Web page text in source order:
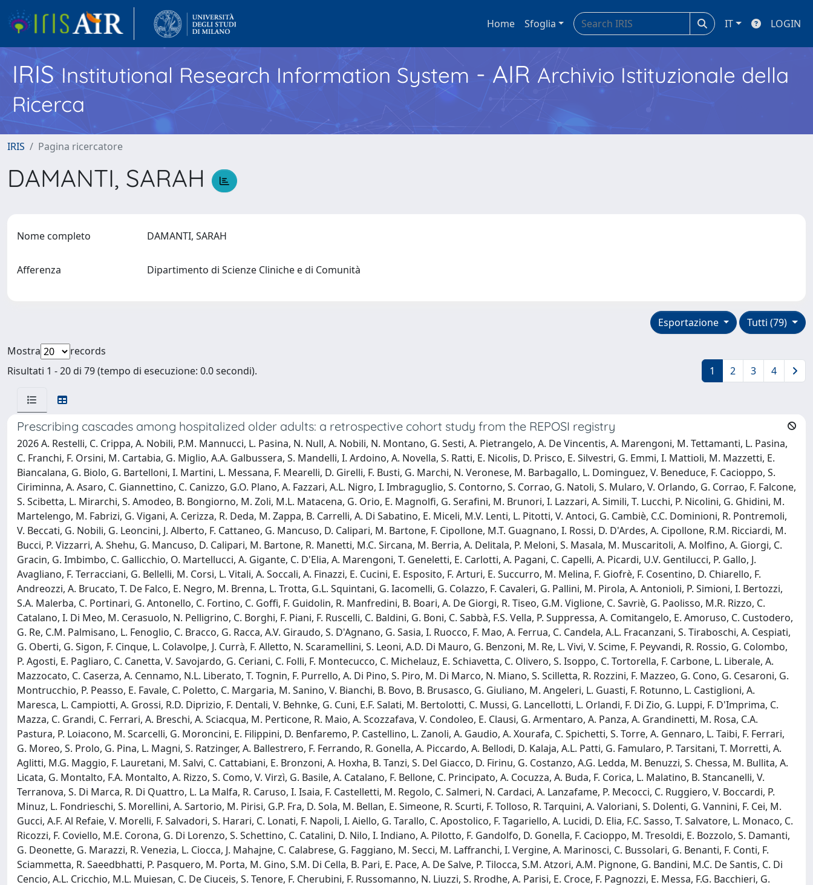
Home Sfoglia IT LOGIN
IRISInstitutional Research Information System - AIR Archivio Istituzionale della
Ricerca
IRIS Pagina ricercatore
DAMANTI, SARAH
Nome completo DAMANTI, SARAH
Afferenza Dipartimento di Scienze Cliniche e di Comunità
Tutti (79)
Esportazione
Mostra
records
Risultati 1 - 20 di 79 (tempo di esecuzione: 0.0 secondi).
1 2 3 4
Prescribing cascades among hospitalized older adults: a retrospective cohort study from the REPOSI registry
2026 A. Restelli, C. Crippa, A. Nobili, P.M. Mannucci, L. Pasina, N. Null, A. Nobili, N. Montano, G. Sesti, A. Pietrangelo, A. De Vincentis, A. Marengoni, M. Tettamanti, L. Pasina,
C. Franchi, F. Orsini, M. Cartabia, G. Miglio, A.A. Galbussera, S. Mandelli, I. Ardoino, A. Novella, S. Ratti, E. Nicolis, D. Prisco, E. Silvestri, G. Emmi, I. Mattioli, M. Mazzetti, E.
Biancalana, G. Biolo, G. Bartelloni, I. Martini, L. Messana, F. Mearelli, D. Girelli, F. Busti, G. Marchi, N. Veronese, M. Barbagallo, L. Dominguez, V. Beneduce, F. Cacioppo, S.
Ciriminna, A. Asaro, C. Giannettino, C. Canizzo, G.O. Plano, A. Fazzari, A.L. Nigro, I. Imbraguglio, S. Contorno, S. Corrao, G. Natoli, S. Mularo, V. Orlando, G. Corrao, F. Falcone,
S. Scibetta, L. Mirarchi, S. Amodeo, B. Bongiorno, M. Zoli, M.L. Matacena, G. Orio, E. Magnolfi, G. Serafini, M. Brunori, I. Lazzari, A. Simili, T. Lucchi, P. Nicolini, G. Ghidini, M.
Martelengo, M. Fabrizi, G. Vigani, A. Cerizza, R. Deda, M. Zappa, B. Carrelli, A. Di Sabatino, E. Miceli, M.V. Lenti, L. Pitotti, V. Antoci, G. Cambiè, C.C. Dominioni, R. Pontremoli,
V. Beccati, G. Nobili, G. Leoncini, J. Alberto, F. Cattaneo, G. Mancuso, D. Calipari, M. Bartone, F. Cipollone, M.T. Guagnano, I. Rossi, D. D'Ardes, A. Cipollone, R.M. Ricciardi, M.
Bucci, P. Vizzarri, A. Shehu, G. Mancuso, D. Calipari, M. Bartone, R. Manetti, M.C. Sircana, M. Berria, A. Delitala, P. Meloni, S. Masala, M. Muscaritoli, A. Molfino, A. Giorgi, C.
Gracin, G. Imbimbo, C. Gallicchio, O. Martellucci, A. Gigante, C. D'Elia, A. Marengoni, T. Geneletti, E. Carlotti, A. Pagani, C. Capelli, A. Picardi, U.V. Gentilucci, P. Gallo, J.
Avagliano, F. Terracciani, G. Bellelli, M. Corsi, L. Vitali, A. Soccali, A. Finazzi, E. Cucini, E. Esposito, F. Arturi, E. Succurro, M. Melina, F. Giofrè, F. Cosentino, D. Chiarello, F.
Andreozzi, A. Brucato, T. De Falco, E. Negro, M. Brenna, L. Trotta, G.L. Squintani, G. Iacomelli, G. Colazzo, F. Cavaleri, G. Pallini, M. Pirola, A. Antonioli, P. Simioni, I. Bertozzi,
S.A. Malerba, C. Portinari, G. Antonello, C. Fortino, C. Goffi, F. Guidolin, R. Manfredini, B. Boari, A. De Giorgi, R. Tiseo, G.M. Viglione, C. Savriè, G. Paolisso, M.R. Rizzo, C.
Catalano, I. Di Meo, M. Cerasuolo, N. Pelligrino, C. Borghi, F. Piani, F. Ruscelli, C. Baldini, G. Boni, C. Sabbà, F.S. Vella, P. Suppressa, A. Comitangelo, E. Amoruso, C. Custodero,
G. Re, C.M. Palmisano, L. Fenoglio, C. Bracco, G. Racca, A.V. Giraudo, S. D'Agnano, G. Sasia, I. Ruocco, F. Mao, A. Ferrua, C. Candela, A.L. Fracanzani, S. Tiraboschi, A. Cespiati,
G. Oberti, G. Sigon, F. Cinque, L. Colavolpe, J. Currà, F. Alletto, N. Scaramellini, S. Leoni, A.D. Di Mauro, G. Benzoni, M. Re, L. Vivi, V. Scime, F. Peyvandi, R. Rossio, G. Colombo,
P. Agosti, E. Pagliaro, C. Canetta, V. Savojardo, G. Ceriani, C. Folli, F. Montecucco, C. Michelauz, E. Schiavetta, C. Olivero, S. Isoppo, C. Tortorella, F. Carbone, L. Liberale, A.
Mazzocato, C. Caserza, A. Cennamo, N.L. Liberato, T. Tognin, F. Purrello, A. Di Pino, S. Piro, M. Di Marco, N. Miano, S. Scilletta, R. Rozzini, F. Mazzeo, G. Cono, G. Cesaroni, G.
Montrucchio, P. Peasso, E. Favale, C. Poletto, C. Margaria, M. Sanino, V. Bianchi, B. Bovo, B. Brusasco, G. Giuliano, M. Angeleri, L. Guasti, F. Rotunno, L. Castiglioni, A.
Maresca, L. Campiotti, A. Grossi, R.D. Diprizio, F. Dentali, V. Behnke, G. Cuni, E.F. Salati, M. Bertolotti, C. Mussi, G. Lancellotti, L. Orlandi, F. Di Zio, G. Luppi, F. D'Imprima, C.
Mazza, C. Grandi, C. Ferrari, A. Breschi, A. Sciacqua, M. Perticone, R. Maio, A. Scozzafava, V. Condoleo, E. Clausi, G. Armentaro, A. Panza, A. Grandinetti, M. Rosa, C.A.
Pastura, P. Loiacono, M. Scarcelli, G. Moroncini, E. Filippini, D. Benfaremo, P. Castellino, L. Zanoli, A. Gaudio, A. Xourafa, C. Spichetti, S. Torre, A. Gennaro, L. Taibi, F. Ferrari,
G. Moreo, S. Prolo, G. Pina, L. Magni, S. Ratzinger, A. Ballestrero, F. Ferrando, R. Gonella, A. Piccardo, A. Bellodi, D. Kalaja, A.L. Patti, G. Famularo, P. Tarsitani, T. Morretti, A.
Aglitti, M.G. Maggio, F. Lauretani, M. Salvi, C. Cattabiani, E. Bronzoni, A. Hoxha, B. Tanzi, S. Del Giacco, D. Firinu, G. Costanzo, A.G. Ledda, M. Benuzzi, S. Chessa, M. Bullita, A.
Licata, G. Montalto, F.A. Montalto, A. Rizzo, S. Como, V. Virzì, G. Basile, A. Catalano, F. Bellone, C. Principato, A. Cocuzza, A. Buda, F. Corica, L. Malatino, B. Stancanelli, V.
Terranova, S. Di Marca, R. Di Quattro, L. La Malfa, R. Caruso, I. Isaia, F. Castelletti, M. Regolo, C. Salmeri, N. Cardaci, A. Lanzafame, P. Mecocci, C. Ruggiero, V. Boccardi, P.
Minuz, L. Fondrieschi, S. Morellini, A. Sartorio, M. Pirisi, G.P. Fra, D. Sola, M. Bellan, E. Simeone, R. Scurti, F. Tolloso, R. Tarquini, A. Valoriani, S. Dolenti, G. Vannini, F. Cei, M.
Gucci, A.F. Al Refaie, V. Morelli, F. Salvadori, S. Harari, C. Lonati, F. Napoli, I. Aiello, G. Tarallo, C. Apostolico, F. Tagariello, A. Lucidi, D. Elia, F.C. Sasso, T. Salvatore, L. Monaco, C.
Ricozzi, F. Coviello, M.E. Corona, G. Di Lorenzo, S. Schettino, C. Catalini, D. Nilo, I. Indiano, A. Pilotto, F. Gandolfo, D. Gonella, F. Cacioppo, M. Tresoldi, E. Bozzolo, S. Damanti,
G. Deonette, G. Marazzi, R. Venezia, L. Ciocca, J. Mahajne, C. Calabrese, G. Faggiano, M. Secci, M. Laffranchi, I. Vergine, A. Marinosci, C. Bussolari, G. Benanti, F. Conti, F.
Sciammetta, R. Saeedbhatti, P. Pasquero, M. Porta, M. Gino, S.M. Di Cella, B. Pari, E. Pace, A. De Salve, P. Tilocca, S.M. Atzori, A.M. Pignone, G. Bandini, M.C. De Santis, C. Di
Cencio, A.L. Cricchio, M.L. Muiesan, C. De Ciuceis, S. Tenore, F. Cherubini, F. Russomanno, N. Liuzzi, S. Rrodhe, A. Parisi, E. Croce, F. Pagnozzi, E. Messa, F.G. Bacchieri, G.